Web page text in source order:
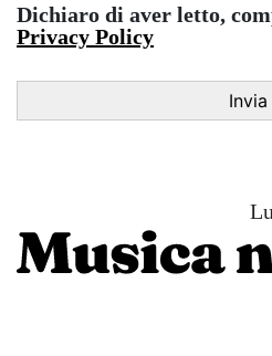
Dichiaro di aver letto,
Privacy Policy